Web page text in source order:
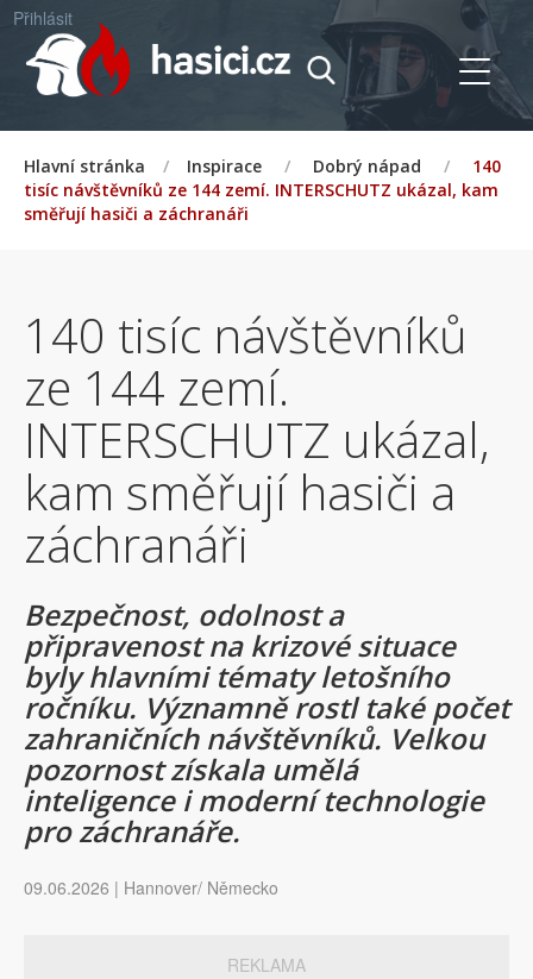
Přihlásit
Hlavní stránka / Inspirace / Dobrý nápad /
140
tisíc návštěvníků ze 144 zemí. INTERSCHUTZ ukázal, kam
směřují hasiči a záchranáři
140 tisíc návštěvníků
ze 144 zemí.
INTERSCHUTZ ukázal,
kam směřují hasiči a
záchranáři
Bezpečnost, odolnost a
připravenost na krizové situace
byly hlavními tématy letošního
ročníku. Významně rostl také počet
zahraničních návštěvníků. Velkou
pozornost získala umělá
inteligence i moderní technologie
pro záchranáře.
09.06.2026 | Hannover/ Německo
REKLAMA